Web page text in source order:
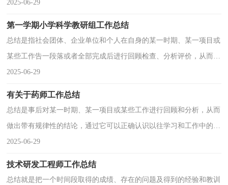
结了。那么你真的懂得怎么写总结吗？以下是小编精心整理的电气工
2025-06-29
第一学期小学科学教研组工作总结
总结是指社会团体、企业单位和个人在自身的某一时期、某一项目或
某些工作告一段落或者全部完成后进行回顾检查、分析评价，从而肯
定成绩，得到经验，找出差距，得出教训和一些规律性认识的一种书
2025-06-29
有关于药师工作总结
总结是事后对某一时期、某一项目或某些工作进行回顾和分析，从而
做出带有规律性的结论，通过它可以正确认识以往学习和工作中的优
缺点，不妨让我们认真地完成总结吧。那么总结有什么格式呢？以下
2025-06-29
技术研发工程师工作总结
总结就是把一个时间段取得的成绩、存在的问题及得到的经验和教训